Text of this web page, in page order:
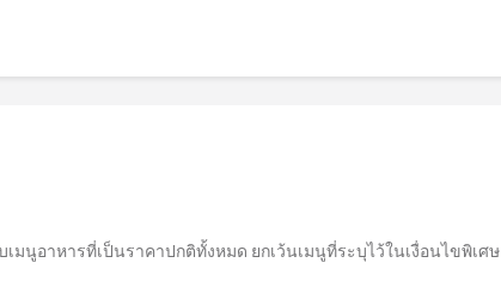
มนูอาหารที่เป็นราคาปกติทั้งหมด ยกเว้นเมนูที่ระบุไว้ในเงื่อนไขพิเศษ